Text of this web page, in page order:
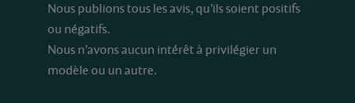
Nous publions tous les avis, qu’ils soient positifs
ou négatifs.
Nous n’avons aucun intérêt à privilégier un
modèle ou un autre.